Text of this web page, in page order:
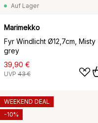
Auf Lager
Marimekko
Fyr Windlicht Ø12,7cm, Misty
grey
39,90 €
UVP 43 €
WEEKEND DEAL
-10%